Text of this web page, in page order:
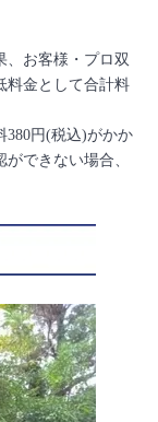
、お客様・プロ双
料金として合計料
380円(税込)がかか
できない場合、